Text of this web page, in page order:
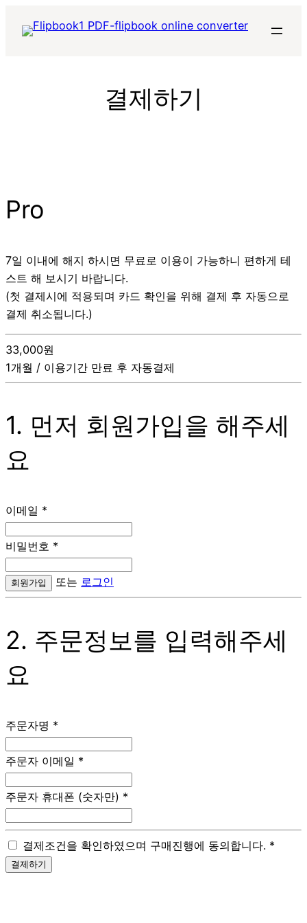
결제하기
Pro
7일 이내에 해지 하시면 무료로 이용이 가능하니 편하게 테
스트 해 보시기 바랍니다.
(첫 결제시에 적용되며 카드 확인을 위해 결제 후 자동으로
결제 취소됩니다.)
33,000원
1개월 / 이용기간 만료 후 자동결제
1. 먼저 회원가입을 해주세
요
이메일 *
비밀번호 *
회원가입 또는 로그인
2. 주문정보를 입력해주세
요
주문자명 *
주문자 이메일 *
주문자 휴대폰 (숫자만) *
결제조건을 확인하였으며 구매진행에 동의합니다. *
결제하기